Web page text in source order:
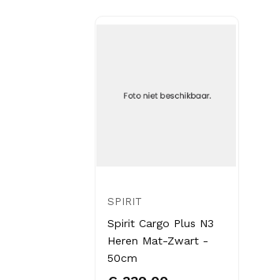
SPIRIT
Spirit Cargo Plus N3
Heren Mat-Zwart -
50cm